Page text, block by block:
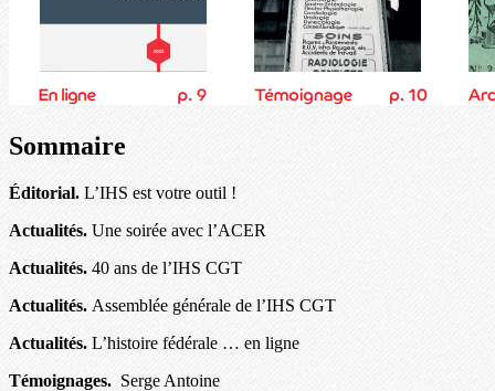
Sommaire
Éditorial. L’IHS est votre outil !
Actualités. Une soirée avec l’ACER
Actualités. 40 ans de l’IHS CGT
Actualités. Assemblée générale de l’IHS CGT
Actualités. L’histoire fédérale … en ligne
Témoignages. Serge Antoine